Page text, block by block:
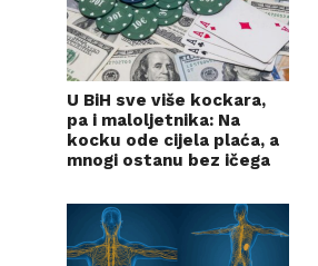
U BiH sve više kockara,
pa i maloljetnika: Na
kocku ode cijela plaća, a
mnogi ostanu bez ičega